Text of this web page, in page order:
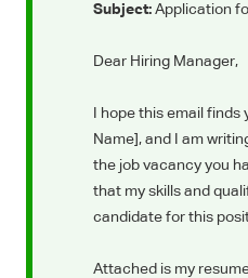
Subject: Application
Dear Hiring Manager,
I hope this email finds
Name], and I am
the job vacancy you
that my skills and
candidate for this
Attached is my